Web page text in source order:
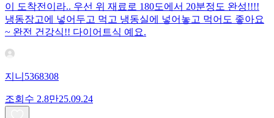
이 도착전이라.. 우선 위 재료로 180도에서 20분정도 완성!!!!
냉동장고에 넣어두고 먹고 냉동실에 넣어놓고 먹어도 좋아요
~ 완전 건강식!! 다이어트식 예요.
지니5368308
조회수 2.8만25.09.24